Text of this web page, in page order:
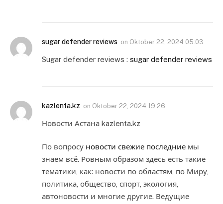
sugar defender reviews on Oktober 22, 2024 05:03
Sugar defender reviews : sugar defender reviews
kazlenta.kz on Oktober 22, 2024 19:26
Новости Астана kazlenta.kz
По вопросу новости свежие последние мы
знаем всё. Ровным образом здесь есть такие
тематики, как: новости по областям, по Миру,
политика, общество, спорт, экология,
автоновости и многие другие. Ведущие